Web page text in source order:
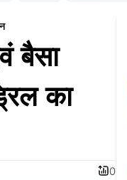
बैसा
का
0